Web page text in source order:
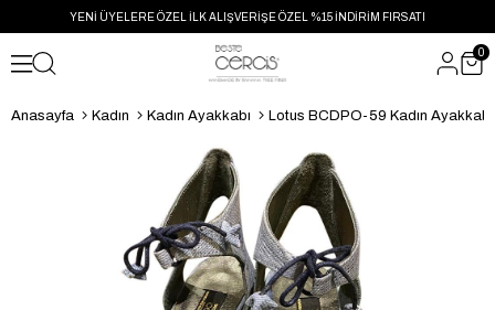
YENİ ÜYELERE ÖZEL İLK ALIŞVERİŞE ÖZEL %15 İNDİRİM FIRSATI
0
Anasayfa Kadın Kadın Ayakkabı Lotus BCDPO-59 Kadın Ayakkabı